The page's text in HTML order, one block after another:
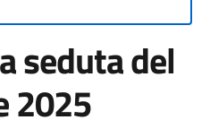
seduta del
2025